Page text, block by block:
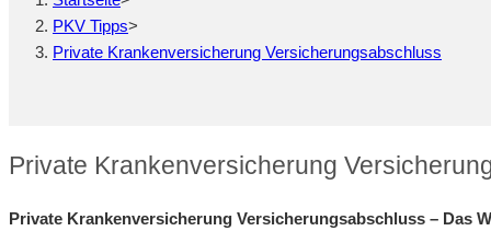
PKV Tipps>
Private Krankenversicherung Versicherungsabschluss
Private Krankenversicherung
Private Krankenversicherung Versicherungsabschluss – Das